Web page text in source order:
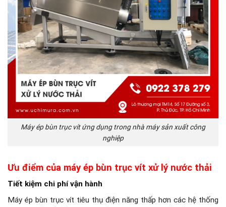
Máy ép bùn trục vít ứng dụng trong nhà máy sản xuất công
nghiệp
Ưu điểm của máy ép bùn trục vít xử lý nước thải
Tiết kiệm chi phí vận hành
Máy ép bùn trục vít tiêu thụ điện năng thấp hơn các hệ thống